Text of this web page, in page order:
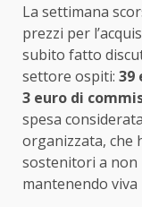
La settimana
prezzi per
subito fatto
settore ospiti: 39
3 euro di
spesa
organizzata, che
sostenitori a
mantenendo